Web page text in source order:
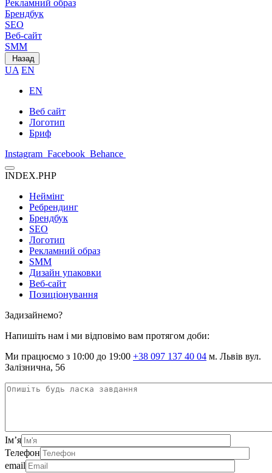
Рекламний образ
Брендбук
SEO
Веб-сайт
SMM
Назад
UA EN
EN
Веб сайт
Логотип
Бриф
Instagram Facebook Behance
INDEX.PHP
Неймінг
Ребрендинг
Брендбук
SEO
Логотип
Рекламний образ
SMM
Дизайн упаковки
Веб-сайт
Позиціонування
Задизайнемо?
Напишіть нам і ми відповімо вам протягом доби:
Ми працюємо з 10:00 до 19:00 +38 097 137 40 04 м. Львів вул.
Залізнична, 56
Ім’я
Телефон
email